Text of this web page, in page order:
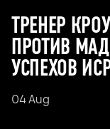
ТРЕНЕР
ПРОТИВ
УСПЕХОВ
04 Aug